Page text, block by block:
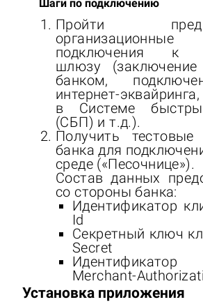
Шаги по подключению
Пройти
подключения к
шлюзу
банком,
интернет-
в Системе
(СБП) и т.д.).
Получить
банка для
среде («Песочнице»).
Состав данных
со стороны банка:
Идентификатор
Id
Секретный ключ
Secret
Merchant-
Установка приложения